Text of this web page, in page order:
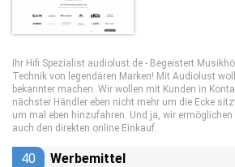
Ihr Hifi Spezialist audiolust.de - Begeistert
Technik von legendären Marken! Mit Audiolust
bekannter machen. Wir wollen mit Kunden in
nächster Händler eben nicht mehr um die Ecke
um mal eben hinzufahren. Und ja, wir
auch den direkten online Einkauf.
40 Werbemittel